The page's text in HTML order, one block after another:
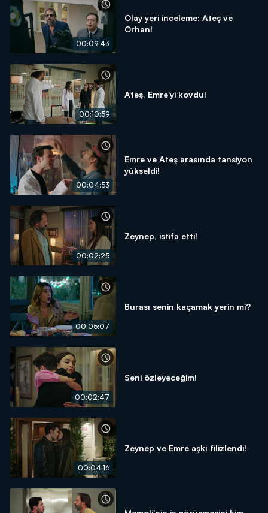
00:09:43
Olay yeri inceleme: Ateş ve
Orhan!
00:10:59
Ateş, Emre'yi kovdu!
00:04:53
Emre ve Ateş arasında tansiyon
yükseldi!
00:02:25
Zeynep, istifa etti!
00:05:07
Burası senin kaçamak yerin mi?
00:02:47
Seni özleyeceğim!
00:04:16
Zeynep ve Emre aşkı filizlendi!